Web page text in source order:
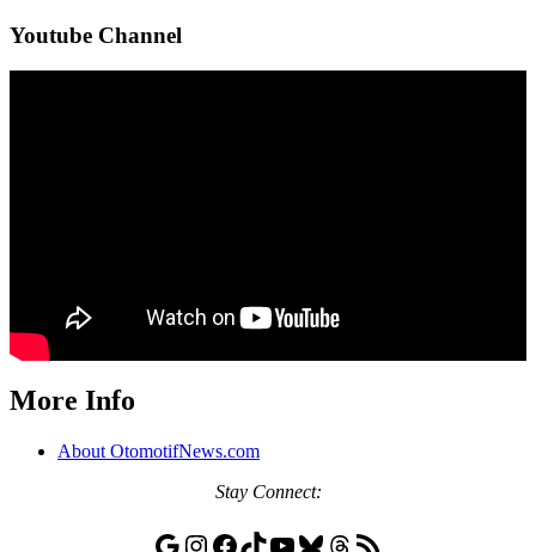
Youtube Channel
More Info
About OtomotifNews.com
Stay Connect:
Google
Instagram
Facebook
TikTok
YouTube
Bluesky
Threads
RSS Feed